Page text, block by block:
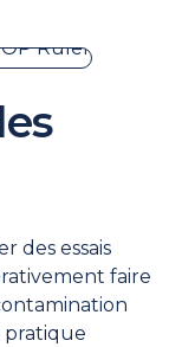
des essais
faire
pratique